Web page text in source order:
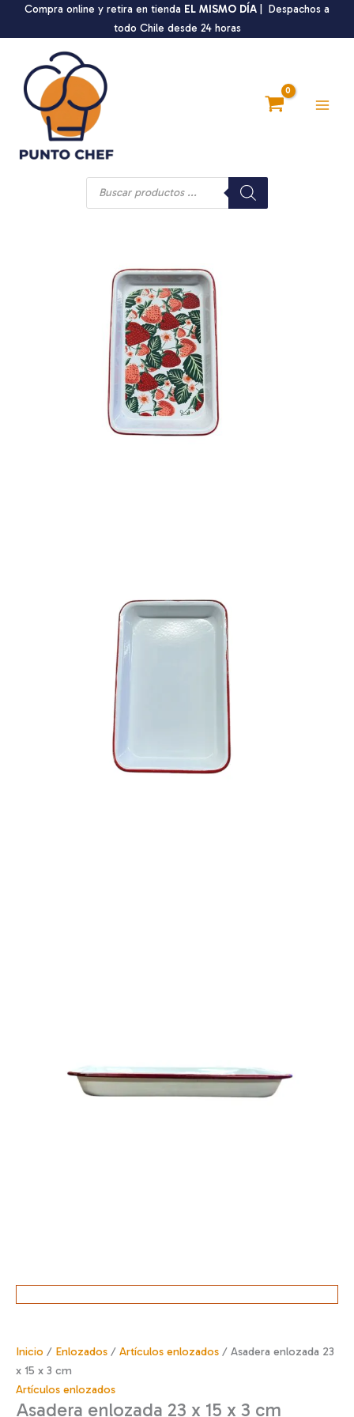
Compra online y retira en tienda EL MISMO DÍA | Despachos a
todo Chile desde 24 horas
Búsqueda
productos
Inicio / Enlozados / Artículos enlozados / Asadera enlozada 23
x 15 x 3 cm
Artículos enlozados
Asadera enlozada 23 x 15 x 3 cm